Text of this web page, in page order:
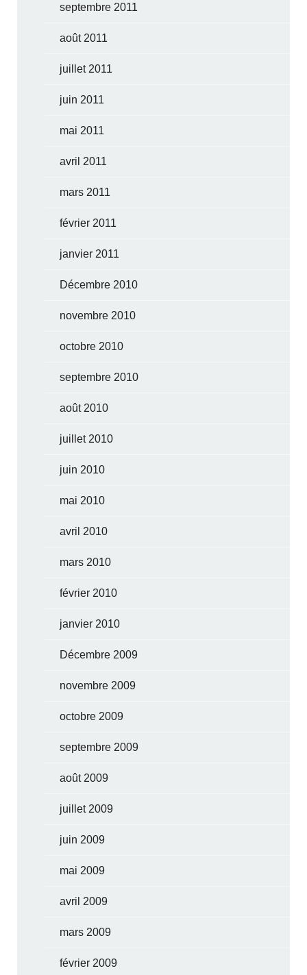
septembre 2011
août 2011
juillet 2011
juin 2011
mai 2011
avril 2011
mars 2011
février 2011
janvier 2011
Décembre 2010
novembre 2010
octobre 2010
septembre 2010
août 2010
juillet 2010
juin 2010
mai 2010
avril 2010
mars 2010
février 2010
janvier 2010
Décembre 2009
novembre 2009
octobre 2009
septembre 2009
août 2009
juillet 2009
juin 2009
mai 2009
avril 2009
mars 2009
février 2009